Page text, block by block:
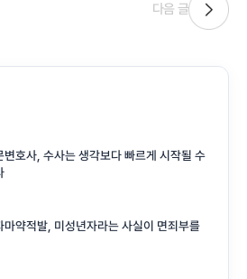
다음 글
변호사, 수사는 생각보다 빠르게 시작될 수
마약적발, 미성년자라는 사실이 면죄부를